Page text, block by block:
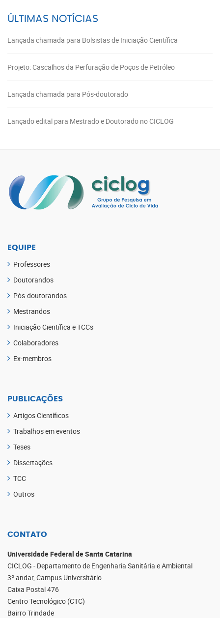
ÚLTIMAS NOTÍCIAS
Lançada chamada para Bolsistas de Iniciação Científica
Projeto: Cascalhos da Perfuração de Poços de Petróleo
Lançada chamada para Pós-doutorado
Lançado edital para Mestrado e Doutorado no CICLOG
EQUIPE
Professores
Doutorandos
Pós-doutorandos
Mestrandos
Iniciação Científica e TCCs
Colaboradores
Ex-membros
PUBLICAÇÕES
Artigos Científicos
Trabalhos em eventos
Teses
Dissertações
TCC
Outros
CONTATO
Universidade Federal de Santa Catarina
CICLOG - Departamento de Engenharia Sanitária e Ambiental
3º andar, Campus Universitário
Caixa Postal 476
Centro Tecnológico (CTC)
Bairro Trindade